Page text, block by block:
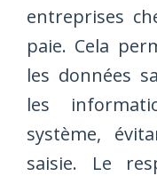
entreprises
paie. Cela
les données
les
système,
saisie. Le